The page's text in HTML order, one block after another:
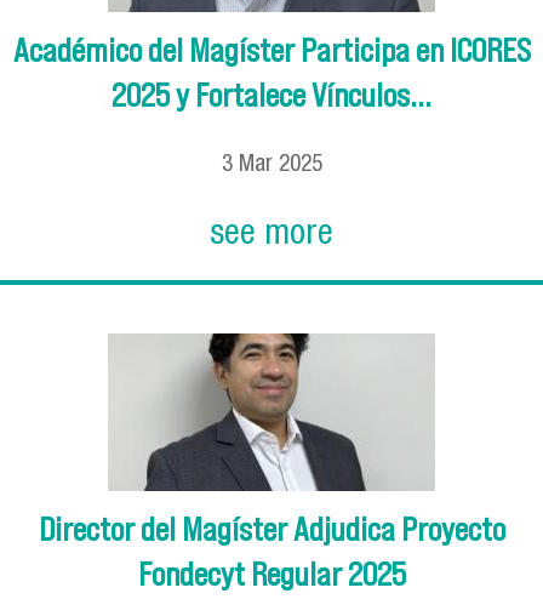
Académico del Magíster Participa en ICORES
2025 y Fortalece Vínculos...
3 Mar 2025
see more
Director del Magíster Adjudica Proyecto
Fondecyt Regular 2025